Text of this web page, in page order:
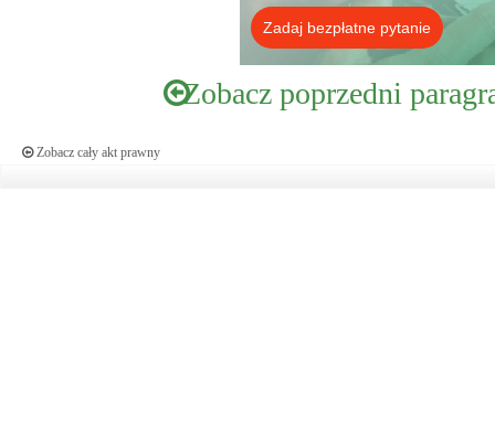
Zadaj bezpłatne pytanie
Zobacz poprzedni
Zobacz cały akt prawny